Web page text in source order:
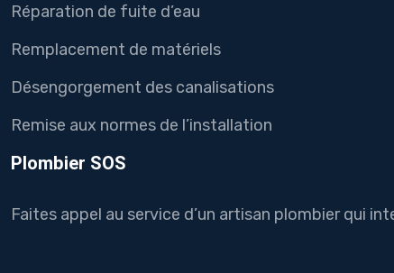
Réparation de fuite d’eau
Remplacement de matériels
Désengorgement des canalisations
Remise aux normes de l’installation
Plombier SOS
Faites appel au service d’un artisan plombier qui